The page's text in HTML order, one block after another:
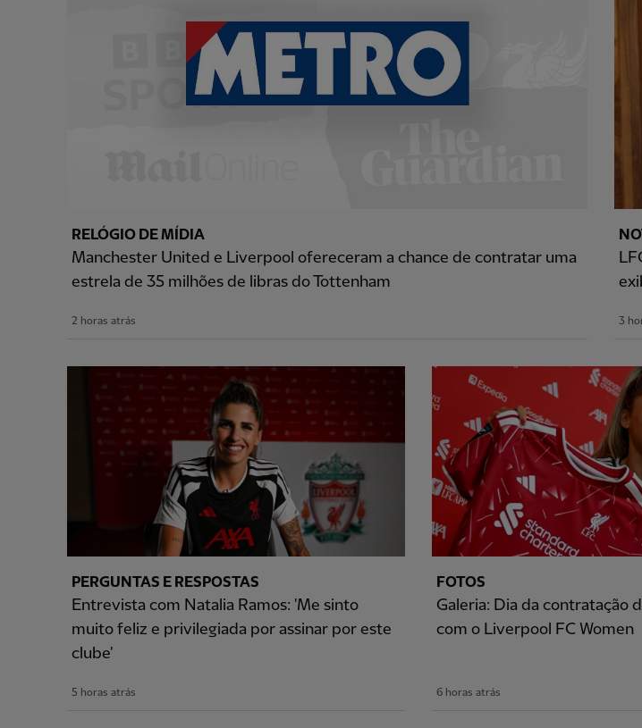
RELÓGIO DE MÍDIA
Manchester United e Liverpool ofereceram a chance de contratar uma
estrela de 35 milhões de libras do Tottenham
2 horas atrás 3
PERGUNTAS E RESPOSTAS
Entrevista com Natalia Ramos: 'Me sinto
muito feliz e privilegiada por assinar por este
clube'
5 horas atrás
FOTOS
Galeria: Dia da contratação
com o Liverpool FC Women
6 horas atrás